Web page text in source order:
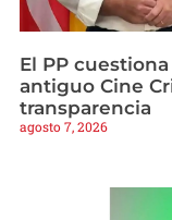
El PP
antiguo Cine
transparencia
agosto 7, 2026